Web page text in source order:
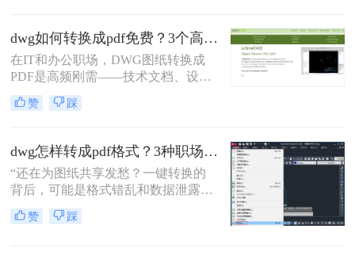
防篡改的刚性需求。
dwg如何转换成pdf免费？3个高效精准方法，职场人亲测无坑！
在IT和办公职场，DWG图纸转换成
PDF是高频刚需——技术文档、设计
稿、项目报告常需PDF格式分享或打
印。但市面上多数工具转换不精准
（需装软件、调参数），甚至收费陷
阱频出。作为深耕办公软件测评7年
的小编，我亲测了20+方案，排除
WPS、命令行、迅捷等工具，只聚焦
真正免费、有效、安全的路径。今天
分享3个方法，助你告别“转换焦虑”，
赞 踩
dwg怎样转成pdf格式？3种职场人必备的高效方法，最后一招绝了！
“还在为图纸共享发愁？一键转换的
背后，可能是格式错乱和数据泄露的
双重陷阱。” 作为从业多年的办公软
件测评博主，我见过太多人因选错转
赞 踩